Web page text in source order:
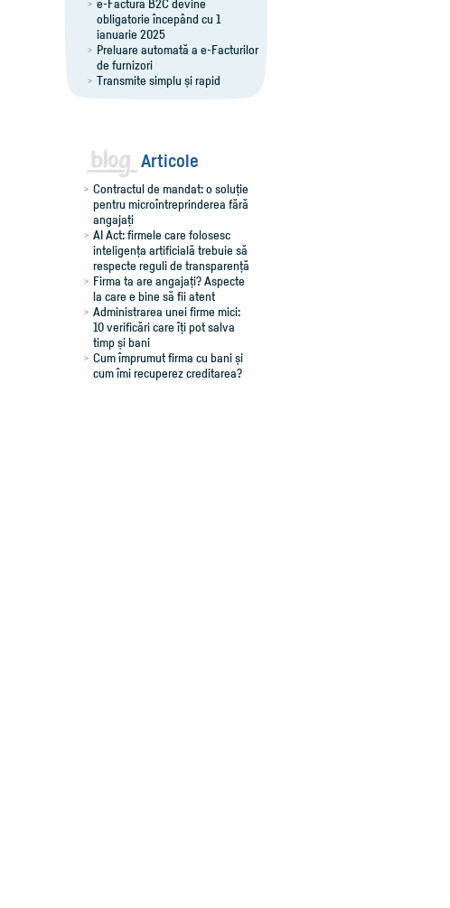
e-Factura B2C devine
obligatorie începând cu 1
ianuarie 2025
Preluare automată a e-Facturilor
de furnizori
Transmite simplu și rapid
notificările RO e-Transport
adaptat
Articole
Contractul de mandat: o soluție
pentru microîntreprinderea fără
angajați
AI Act: firmele care folosesc
inteligența artificială trebuie să
respecte reguli de transparență
Firma ta are angajați? Aspecte
la care e bine să fii atent
Administrarea unei firme mici:
10 verificări care îți pot salva
timp și bani
Cum împrumut firma cu bani și
cum îmi recuperez creditarea?